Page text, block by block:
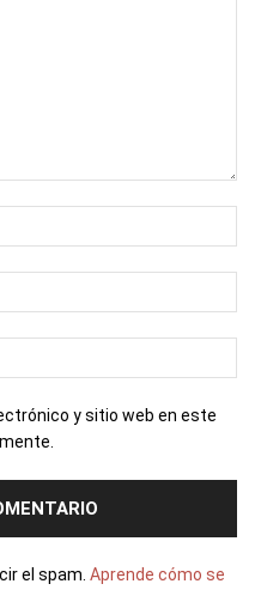
y sitio web en este
el spam. Aprende cómo se